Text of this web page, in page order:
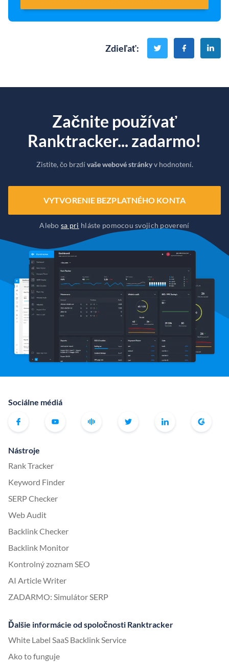
Zdieľať:
Začnite používať
Ranktracker... zadarmo!
Zistite, čo brzdívaše webové stránkyv hodnotení.
VYTVORENIE BEZPLATNÉHO KONTA
Alebosa pri hláste pomocou svojich poverení
Sociálne médiá
Nástroje
Rank Tracker
Keyword Finder
SERP Checker
Web Audit
Backlink Checker
Backlink Monitor
Kontrolný zoznam SEO
AI Article Writer
ZADARMO: Simulátor SERP
Ďalšie informácie od spoločnosti Ranktracker
White Label SaaS Backlink Service
Ako to funguje